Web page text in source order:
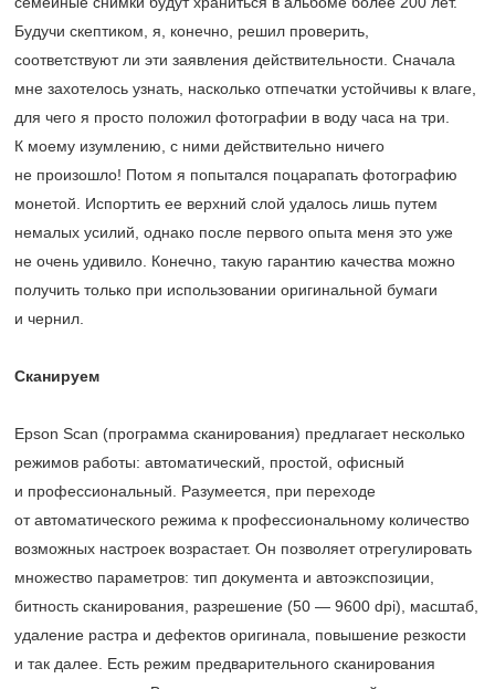
Будучи скептиком, я, конечно, решил проверить,
соответствуют ли эти заявления действительности. Сначала
мне захотелось узнать, насколько отпечатки устойчивы к влаге,
для чего я просто положил фотографии в воду часа на три.
К моему изумлению, с ними действительно ничего
не произошло! Потом я попытался поцарапать фотографию
монетой. Испортить ее верхний слой удалось лишь путем
немалых усилий, однако после первого опыта меня это уже
не очень удивило. Конечно, такую гарантию качества можно
получить только при использовании оригинальной бумаги
и чернил.
Сканируем
Epson Scan (программа сканирования) предлагает несколько
режимов работы: автоматический, простой, офисный
и профессиональный. Разумеется, при переходе
от автоматического режима к профессиональному количество
возможных настроек возрастает. Он позволяет отрегулировать
множество параметров: тип документа и автоэкспозиции,
битность сканирования, разрешение (50 — 9600 dpi), масштаб,
удаление растра и дефектов оригинала, повышение резкости
и так далее. Есть режим предварительного сканирования